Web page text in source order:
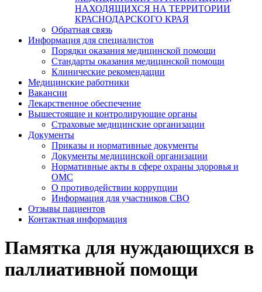
НАХОДЯЩИХСЯ НА ТЕРРИТОРИИ
КРАСНОДАРСКОГО КРАЯ
Обратная связь
Информация для специалистов
Порядки оказания медицинской помощи
Стандарты оказания медицинской помощи
Клинические рекомендации
Медицинские работники
Вакансии
Лекарственное обеспечение
Вышестоящие и контролирующие органы
Страховые медицинские организации
Документы
Приказы и нормативные документы
Документы медицинской организации
Нормативные акты в сфере охраны здоровья и
ОМС
О противодействии коррупции
Информация для участников СВО
Отзывы пациентов
Контактная информация
Памятка для нуждающихся в
паллиативной помощи